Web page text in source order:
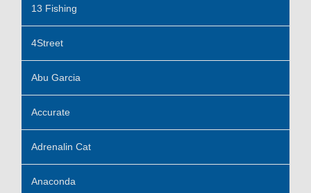
13 Fishing
4Street
Abu Garcia
Accurate
Adrenalin Cat
Anaconda